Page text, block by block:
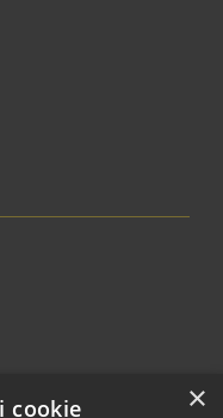
×
cookie